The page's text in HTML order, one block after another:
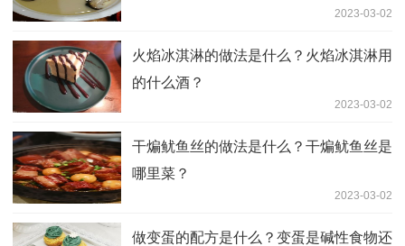
2023-03-02
火焰冰淇淋的做法是什么？火焰冰淇淋用
的什么酒？
2023-03-02
干煸鱿鱼丝的做法是什么？干煸鱿鱼丝是
哪里菜？
2023-03-02
做变蛋的配方是什么？变蛋是碱性食物还